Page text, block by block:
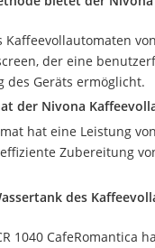
Kaffeevollautomaten
der eine
des Geräts ermöglicht.
der Nivona
hat eine Leistung
Zubereitung
des
1040 CafeRomantica